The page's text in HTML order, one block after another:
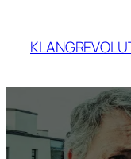
springen